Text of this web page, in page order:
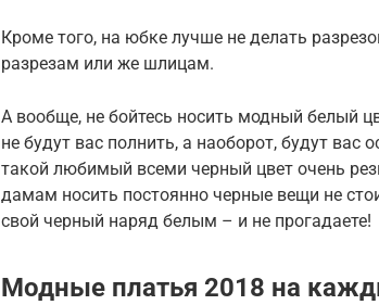
Кроме того, на юбке лучше не делать
разрезам или же шлицам.
А вообще, не бойтесь носить модный белый
не будут вас полнить, а наоборот, будут вас
такой любимый всеми черный цвет очень
дамам носить постоянно черные вещи не
свой черный наряд белым – и не прогадаете!
Модные платья 2018 на